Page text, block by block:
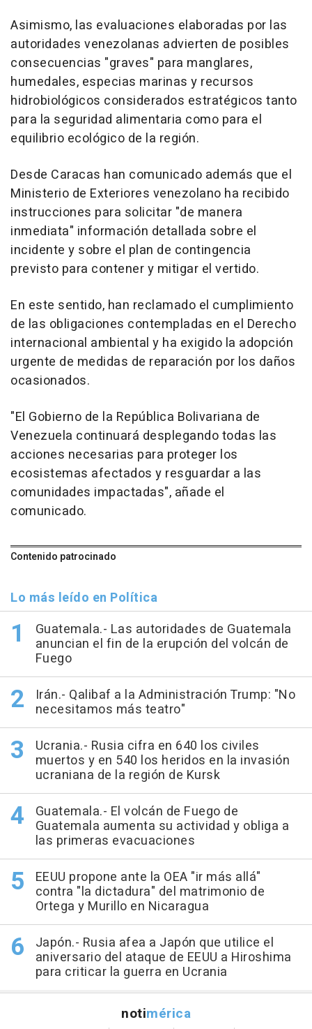
Asimismo, las evaluaciones elaboradas por las
autoridades venezolanas advierten de posibles
consecuencias "graves" para manglares,
humedales, especias marinas y recursos
hidrobiológicos considerados estratégicos tanto
para la seguridad alimentaria como para el
equilibrio ecológico de la región.
Desde Caracas han comunicado además que el
Ministerio de Exteriores venezolano ha recibido
instrucciones para solicitar "de manera
inmediata" información detallada sobre el
incidente y sobre el plan de contingencia
previsto para contener y mitigar el vertido.
En este sentido, han reclamado el cumplimiento
de las obligaciones contempladas en el Derecho
internacional ambiental y ha exigido la adopción
urgente de medidas de reparación por los daños
ocasionados.
"El Gobierno de la República Bolivariana de
Venezuela continuará desplegando todas las
acciones necesarias para proteger los
ecosistemas afectados y resguardar a las
comunidades impactadas", añade el
comunicado.
Contenido patrocinado
Lo más leído en Política
Guatemala.- Las autoridades de Guatemala
anuncian el fin de la erupción del volcán de
Fuego
Irán.- Qalibaf a la Administración Trump: "No
necesitamos más teatro"
Ucrania.- Rusia cifra en 640 los civiles
muertos y en 540 los heridos en la invasión
ucraniana de la región de Kursk
Guatemala.- El volcán de Fuego de
Guatemala aumenta su actividad y obliga a
las primeras evacuaciones
EEUU propone ante la OEA "ir más allá"
contra "la dictadura" del matrimonio de
Ortega y Murillo en Nicaragua
Japón.- Rusia afea a Japón que utilice el
aniversario del ataque de EEUU a Hiroshima
para criticar la guerra en Ucrania
notimérica